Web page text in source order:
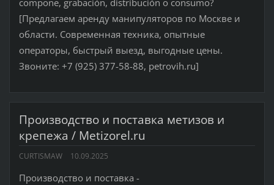
compone, grabación, distribución o consumo?
[Предлагаем аренду манипуляторов по Москве и
области. Современная техника, опытные
операторы, быстрый выезд, выгодные цены.
Звоните: +7 (925) 377-58-88, petrovih.ru]
Производство и поставка метизов и
крепежа / Metizorel.ru
CURTISMAW 10.09.2025
Производство и поставка -